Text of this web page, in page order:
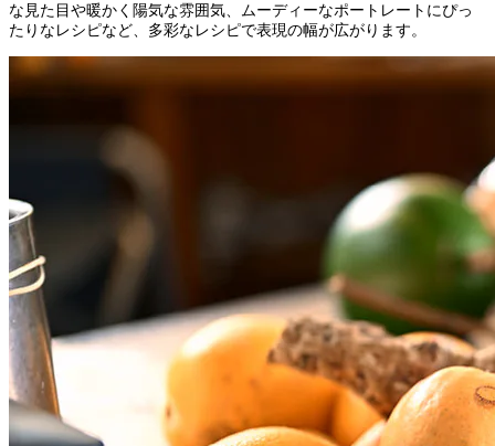
な見た目や暖かく陽気な雰囲気、ムーディーなポートレートにぴっ
たりなレシピなど、多彩なレシピで表現の幅が広がります。